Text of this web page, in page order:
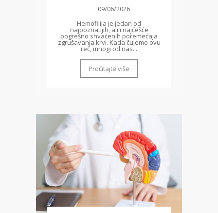
09/06/2026
Hemofilija je jedan od
najpoznatijih, ali i najčešće
pogrešno shvaćenih poremećaja
zgrušavanja krvi. Kada čujemo ovu
reč, mnogi od nas...
Pročitajte više